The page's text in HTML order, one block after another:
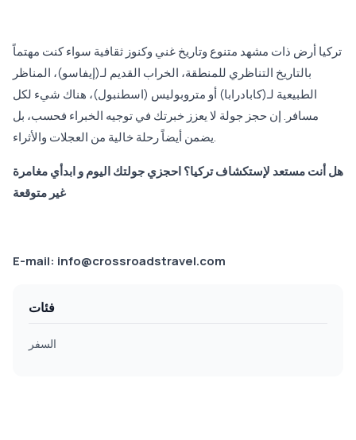
تركيا أرض ذات مشهد متنوع وتاريخ غني وكنوز ثقافية سواء كنت مهتماً
بالتاريخ التناظري للمنطقة، الخراب القديم لـ(إيفاسو)، المناظر
الطبيعية لـ(كابادرابا) أو متروبوليس (اسطنبول)، هناك شيء لكل
مسافر. إن حجز جولة لا يعزز خبرتك في توجيه الخبراء فحسب، بل
يضمن أيضاً رحلة خالية من العجلات والأثراء.
هل أنت مستعد لإستكشاف تركيا؟ احجزي جولتك اليوم و ابدأي مغامرة
غير متوقعة
E-mail: info@crossroadstravel.com
فئات
السفر